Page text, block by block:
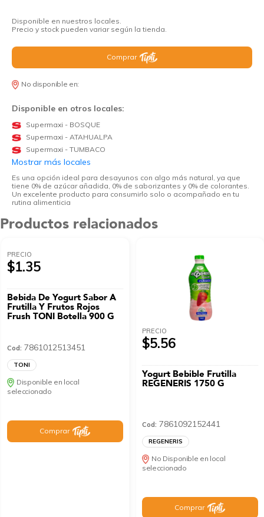
Disponible en nuestros locales.
Precio y stock pueden variar según la tienda.
Comprar
No disponible en:
Disponible en otros locales:
Supermaxi - BOSQUE
Supermaxi - ATAHUALPA
Supermaxi - TUMBACO
Mostrar más locales
Es una opción ideal para desayunos con algo más natural, ya que
tiene 0% de azúcar añadida, 0% de saborizantes y 0% de colorantes.
Un excelente producto para consumirlo solo o acompañado en tu
rutina alimenticia
Productos relacionados
PRECIO
$1.35
Bebida De Yogurt Sabor A
Frutilla Y Frutos Rojos
Frush TONI Botella 900 G
Cod: 7861012513451
TONI
Disponible en local
seleccionado
Comprar
PRECIO
$5.56
Yogurt Bebible Frutilla
REGENERIS 1750 G
Cod: 7861092152441
REGENERIS
No Disponible en local
seleccionado
Comprar